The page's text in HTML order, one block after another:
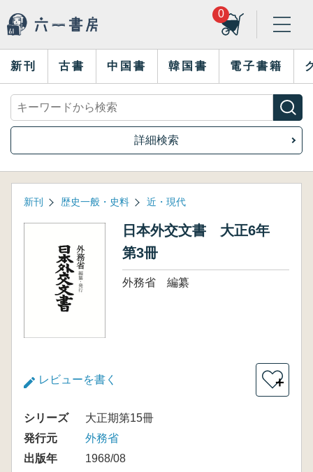
0
新刊 古書 中国書 韓国書 電子書籍
詳細検索
新刊 歴史一般・史料 近・現代
日本外交文書 大正6年
第3冊
外務省 編纂
レビューを書く ＋
シリーズ
大正期第15冊
発行元
外務省
出版年
1968/08